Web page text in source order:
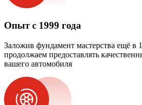
Опыт с 1999 года
Заложив фундамент мастерства ещё в
продолжаем предоставлять
вашего автомобиля